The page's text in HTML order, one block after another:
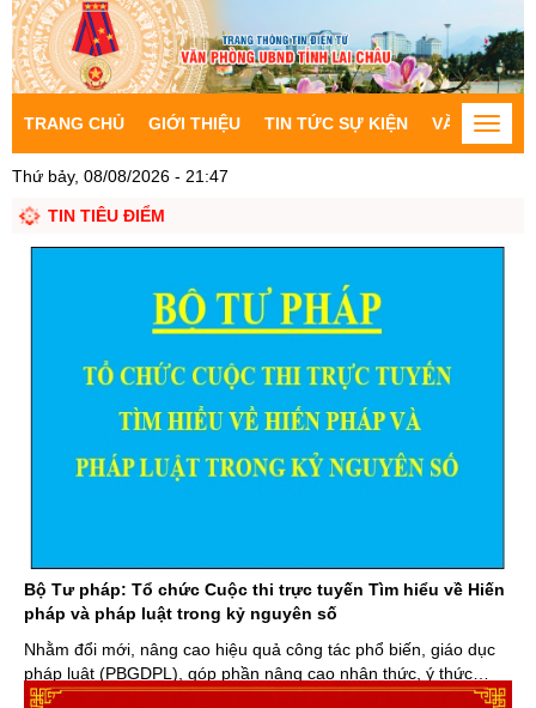
TRANG CHỦ GIỚI THIỆU TIN TỨC SỰ KIỆN VĂN BẢNToggle
Thứ bảy, 08/08/2026 - 21:47
TIN TIÊU ĐIỂM
Bộ Tư pháp: Tổ chức Cuộc thi trực tuyến Tìm hiểu về Hiến
pháp và pháp luật trong kỷ nguyên số
Nhằm đổi mới, nâng cao hiệu quả công tác phổ biến, giáo dục
pháp luật (PBGDPL), góp phần nâng cao nhận thức, ý thức
thượng tôn Hiến pháp và pháp luật trong Nhân dân, đẩy mạnh